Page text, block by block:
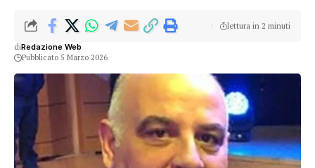
diRedazione Web
Pubblicato 5 Marzo 2026
lettura in 2 minuti